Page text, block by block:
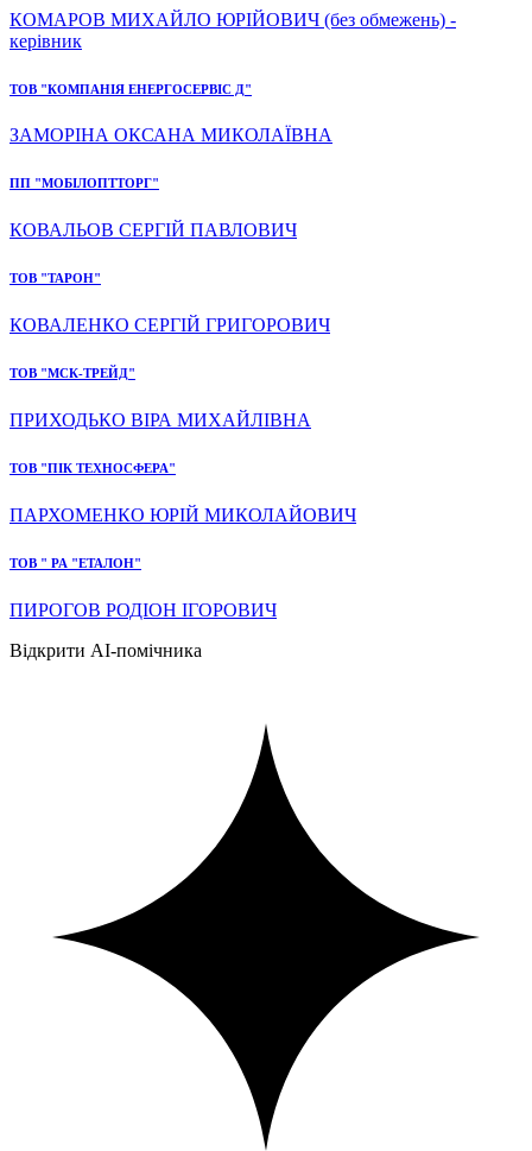
КОМАРОВ МИХАЙЛО ЮРІЙОВИЧ (без обмежень) -
керівник
ТОВ "КОМПАНІЯ ЕНЕРГОСЕРВІС Д"
ЗАМОРІНА ОКСАНА МИКОЛАЇВНА
ПП "МОБІЛОПТТОРГ"
КОВАЛЬОВ СЕРГІЙ ПАВЛОВИЧ
ТОВ "ТАРОН"
КОВАЛЕНКО СЕРГІЙ ГРИГОРОВИЧ
ТОВ "МСК-ТРЕЙД"
ПРИХОДЬКО ВІРА МИХАЙЛІВНА
ТОВ "ПІК ТЕХНОСФЕРА"
ПАРХОМЕНКО ЮРІЙ МИКОЛАЙОВИЧ
ТОВ " РА "ЕТАЛОН"
ПИРОГОВ РОДІОН ІГОРОВИЧ
Відкрити AI-помічника